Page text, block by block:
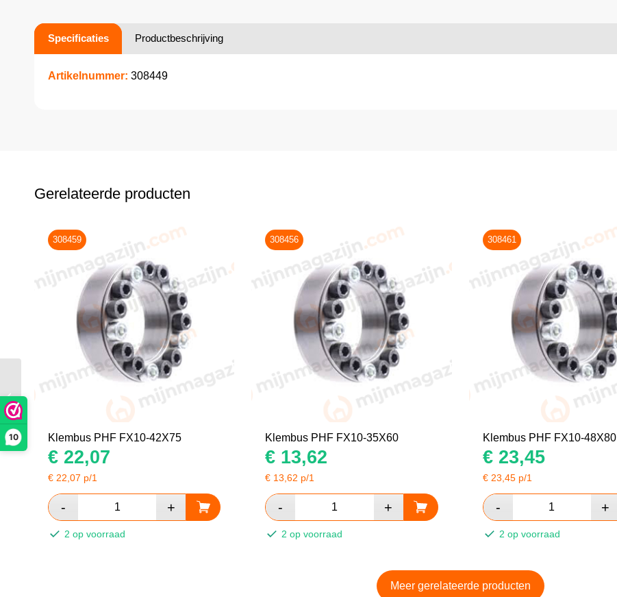
10
Specificaties Productbeschrijving
Artikelnummer: 308449
Gerelateerde producten
308459
Klembus PHF FX10-42X75
€ 22,07
€ 22,07 p/1
2 op voorraad
308456
Klembus PHF FX10-35X60
€ 13,62
€ 13,62 p/1
2 op voorraad
308461
Klembus PHF FX10-48X80
€23,45
€ 23,45p/1
2 op voorraad
Meer gerelateerde producten
20X47